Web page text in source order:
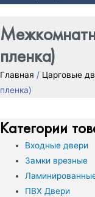
пленка)
Главная / Царговые
пленка)
Категории
Входные двери
Замки врезные
ПВХ Двери